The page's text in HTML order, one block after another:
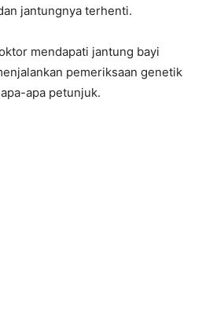
jantungnya terhenti.
mendapati jantung bayi
pemeriksaan genetik
apa petunjuk.